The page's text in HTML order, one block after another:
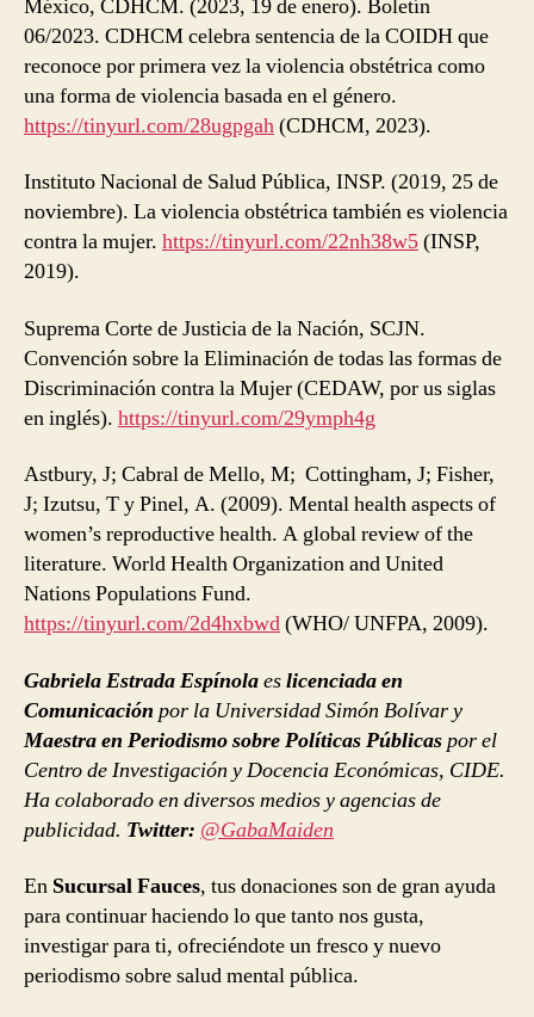
México, CDHCM. (2023, 19 de enero). Boletín
06/2023. CDHCM celebra sentencia de la COIDH que
reconoce por primera vez la violencia obstétrica como
una forma de violencia basada en el género.
https://tinyurl.com/28ugpgah(CDHCM, 2023).
Instituto Nacional de Salud Pública, INSP. (2019, 25 de
noviembre). La violencia obstétrica también es violencia
contra la mujer. https://tinyurl.com/22nh38w5(INSP,
2019).
Suprema Corte de Justicia de la Nación, SCJN.
Convención sobre la Eliminación de todas las formas de
Discriminación contra la Mujer (CEDAW, por us siglas
en inglés). https://tinyurl.com/29ymph4g
Astbury, J; Cabral de Mello, M; Cottingham, J; Fisher,
J; Izutsu, T y Pinel, A. (2009). Mental health aspects of
women’s reproductive health. A global review of the
literature. World Health Organization and United
Nations Populations Fund.
https://tinyurl.com/2d4hxbwd(WHO/ UNFPA, 2009).
Gabriela Estrada Espínolaeslicenciada en
Comunicación por la Universidad Simón Bolívar y
Maestra en Periodismo sobre Políticas Públicaspor el
Centro de Investigación y Docencia Económicas, CIDE.
Ha colaborado en diversos medios y agencias de
publicidad. Twitter: @GabaMaiden
En Sucursal Fauces, tus donaciones son de gran ayuda
para continuar haciendo lo que tanto nos gusta,
investigar para ti, ofreciéndote un fresco y nuevo
periodismo sobre salud mental pública.